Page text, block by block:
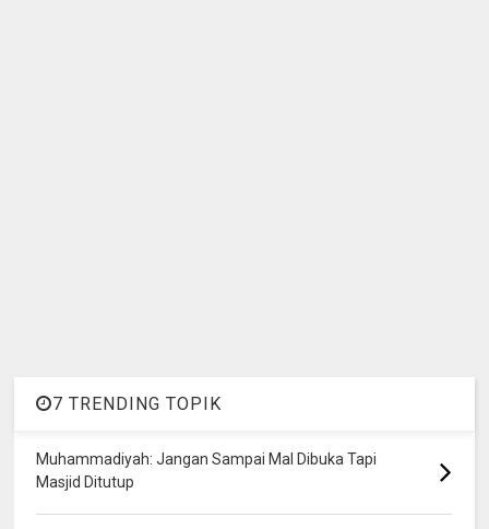
7 TRENDING TOPIK
Muhammadiyah: Jangan Sampai Mal Dibuka Tapi
Masjid Ditutup